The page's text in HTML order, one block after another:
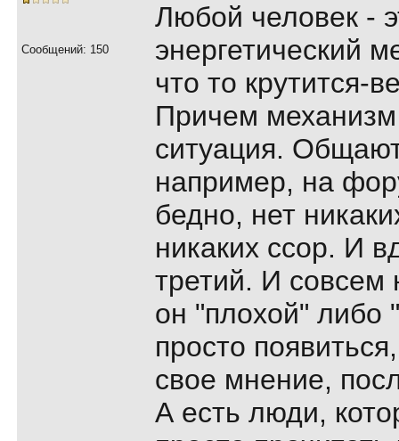
Сообщений: 150
Любой человек -
энергетический
что то крутится-
Причем
ситуация.
например, на
бедно, нет
никаких ссор. И
третий. И совсем
он "плохой" либо
просто
свое мнение,
А есть люди,